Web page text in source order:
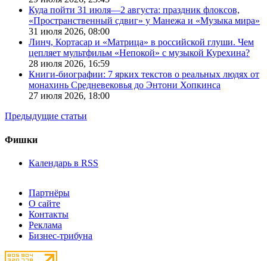
Куда пойти 31 июля—2 августа: праздник флоксов,
«Пространственный сдвиг» у Манежа и «Музыка мира»
31 июля 2026, 08:00
Линч, Кортасар и «Матрица» в российской глуши. Чем
цепляет мультфильм «Непокой» с музыкой Курехина?
28 июля 2026, 16:59
Книги-биографии: 7 ярких текстов о реальных людях от
монахинь Средневековья до Энтони Хопкинса
27 июля 2026, 18:00
Предыдущие статьи
Фишки
Календарь в RSS
Партнёры
О сайте
Контакты
Реклама
Бизнес-трибуна